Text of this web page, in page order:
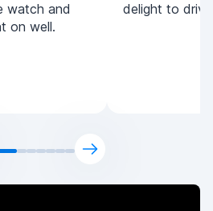
watch and
on well.
delight to